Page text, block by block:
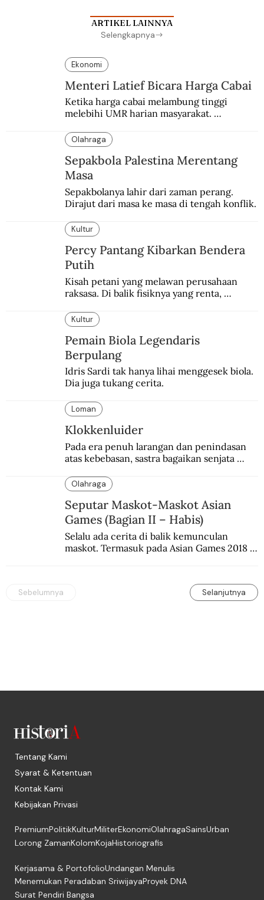
ARTIKEL LAINNYA
Selengkapnya
Ekonomi
Menteri Latief Bicara Harga Cabai
Ketika harga cabai melambung tinggi
melebihi UMR harian masyarakat.
Olahraga
Sepakbola Palestina Merentang
Masa
Sepakbolanya lahir dari zaman perang.
Dirajut dari masa ke masa di tengah konflik.
Kultur
Percy Pantang Kibarkan Bendera
Putih
Kisah petani yang melawan perusahaan
raksasa. Di balik fisiknya yang renta,
Kultur
Pemain Biola Legendaris
Berpulang
Idris Sardi tak hanya lihai menggesek biola.
Dia juga tukang cerita.
Loman
Klokkenluider
Pada era penuh larangan dan penindasan
atas kebebasan, sastra bagaikan senjata
Olahraga
Seputar Maskot-Maskot Asian
Games (Bagian II – Habis)
Selalu ada cerita di balik kemunculan
maskot. Termasuk pada Asian Games 2018
Sebelumnya Selanjutnya
Tentang Kami
Syarat & Ketentuan
Kontak Kami
Kebijakan Privasi
PremiumPolitikKulturMiliterEkonomiOlahragaSainsUrban
Lorong ZamanKolomKojaHistoriografis
Kerjasama & PortofolioUndangan Menulis
Menemukan Peradaban SriwijayaProyek DNA
Surat Pendiri Bangsa